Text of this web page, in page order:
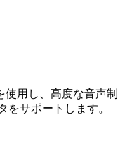
使用し、高度な音声制
をサポートします。